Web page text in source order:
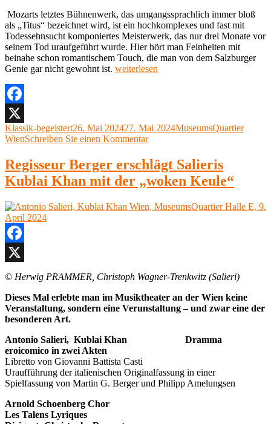
Mozarts letztes Bühnenwerk, das umgangssprachlich immer bloß
als „Titus“ bezeichnet wird, ist ein hochkomplexes und fast mit
Todessehnsucht komponiertes Meisterwerk, das nur drei Monate vor
seinem Tod uraufgeführt wurde. Hier hört man Feinheiten mit
beinahe schon romantischem Touch, die man von dem Salzburger
Genie gar nicht gewohnt ist. „Wolfgang
di
Tito
Wien,
Halle
E,
24.
2024 “
weiterlesen
Facebook
X
Autor
Klassik-begeistertVeröffentlicht
am
26. Mai 202427. Mai 2024Kategorien
MuseumsQuartier
WienSchreiben Sie einen Kommentarzu
Amadeus
Mozart:
La
di
Tito
Mai
Regisseur Berger erschlägt Salieris
Kublai Khan mit der „woken Keule“
Facebook
X
© Herwig PRAMMER, Christoph Wagner-Trenkwitz (Salieri)
Dieses Mal erlebte man im Musiktheater an der Wien keine
Veranstaltung, sondern eine Verunstaltung – und zwar eine der
besonderen Art.
Antonio Salieri, Kublai Khan Dramma
eroicomico in zwei Akten
Libretto von Giovanni Battista Casti
Uraufführung der italienischen Originalfassung in einer
Spielfassung von Martin G. Berger und Philipp Amelungsen
Arnold Schoenberg Chor
Les Talens Lyriques